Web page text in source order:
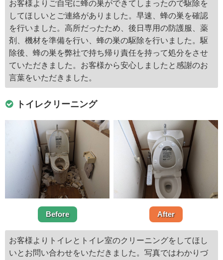
お客様よりご自宅に蜂の巣ができてしまったので駆除を
してほしいとご連絡がありました。早速、蜂の巣を確認
を行いました。高所だったため、後日専用の防護服、薬
剤、機材を準備を行い、蜂の巣の駆除を行いました。駆
除後、蜂の巣を弊社で持ち帰り責任を持って処分をさせ
ていただきました。お客様から安心しましたと感謝のお
言葉をいただきました。
トイレクリーニング
Before After
お客様よりトイレとトイレ室のクリーニングをしてほし
いとお問い合わせをいただきました。写真ではわかりづ